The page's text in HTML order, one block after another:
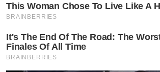
This Woman Chose To Live Like A
BRAINBERRIES
It's The End Of The Road: The
Finales Of All Time
BRAINBERRIES